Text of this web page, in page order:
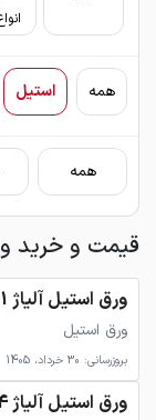
همه استیل
همه
قیمت و خرید
ورق استیل آلیاژ 201
ورق استیل
بروزرسانی: 30 خرداد، 1405
ورق استیل آلیاژ 304